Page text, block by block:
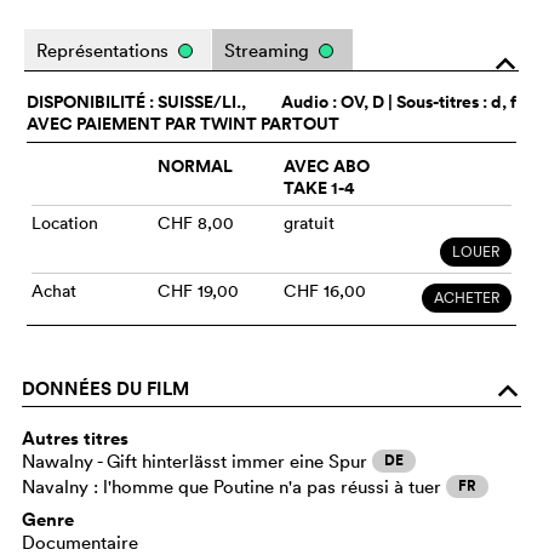
o
Représentations Streaming
Audio :OV, D | Sous-titres : d, f
DISPONIBILITÉ : SUISSE/LI.,
AVEC PAIEMENT PAR TWINT PARTOUT
NORMAL
AVEC ABO
TAKE 1-4
Location CHF 8,00 gratuit
LOUER
Achat CHF 19,00 CHF 16,00 ACHETER
DONNÉES DU FILM o
Autres titres
Nawalny - Gift hinterlässt immer eine Spur DE
Navalny : l'homme que Poutine n'a pas réussi à tuer FR
Genre
Documentaire